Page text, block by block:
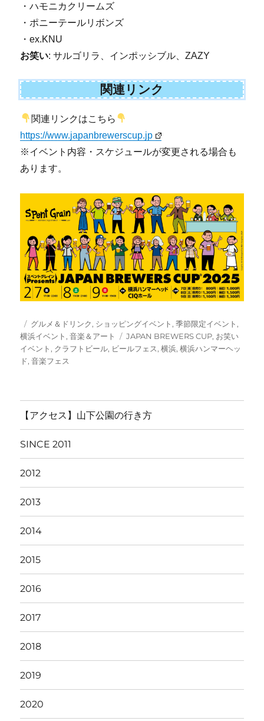
・ハモニカクリームズ
・ポニーテールリボンズ
・ex.KNU
お笑い: サルゴリラ、インポッシブル、ZAZY
関連リンク
関連リンクはこちら
https://www.japanbrewerscup.jp
※イベント内容・スケジュールが変更される場合も
あります。
投
稿
日:
カ
テ
ゴ
リ
グルメ＆ドリンク, ショッピングイベント,季節限定イベント,
横浜イベント,音楽＆アート
タ
グ
JAPAN BREWERS CUP, お笑い
イベント, クラフトビール, ビールフェス,横浜,横浜ハンマーヘッ
ド,音楽フェス
【アクセス】山下公園の行き方
SINCE 2011
2012
2013
2014
2015
2016
2017
2018
2019
2020